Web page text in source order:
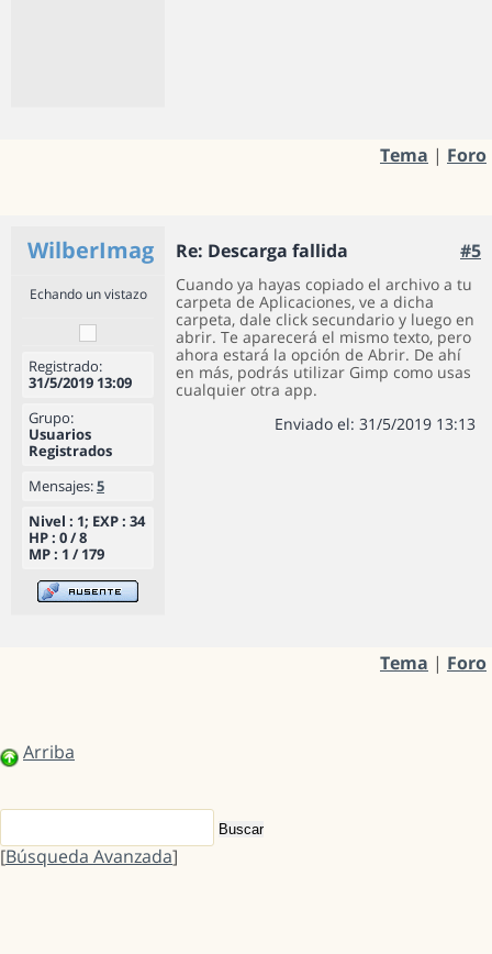
Tema | Foro
WilberImag Re: Descarga fallida #5
Echando un vistazo
Registrado:
31/5/2019 13:09
Grupo:
Usuarios
Registrados
Mensajes:5
Nivel : 1; EXP : 34
HP : 0 / 8
MP : 1 / 179
Cuando ya hayas copiado el archivo a tu
carpeta de Aplicaciones, ve a dicha
carpeta, dale click secundario y luego en
abrir. Te aparecerá el mismo texto, pero
ahora estará la opción de Abrir. De ahí
en más, podrás utilizar Gimp como usas
cualquier otra app.
Enviado el: 31/5/2019 13:13
Tema | Foro
Arriba
[Búsqueda Avanzada]